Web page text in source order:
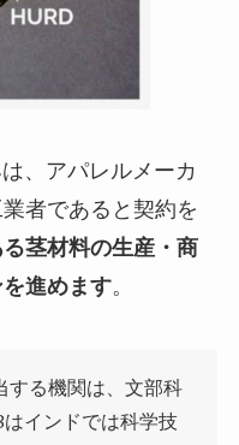
、アパレルメーカ
者であると契約を
茎材料の生産・商
進めます。
する機関は、文部科
インドでは科学技